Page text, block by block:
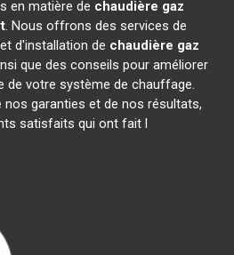
en matière de chaudière gaz
. Nous offrons des services de
d'installation de chaudière gaz
que des conseils pour améliorer
de votre système de chauffage.
garanties et de nos résultats,
satisfaits qui ont fait l